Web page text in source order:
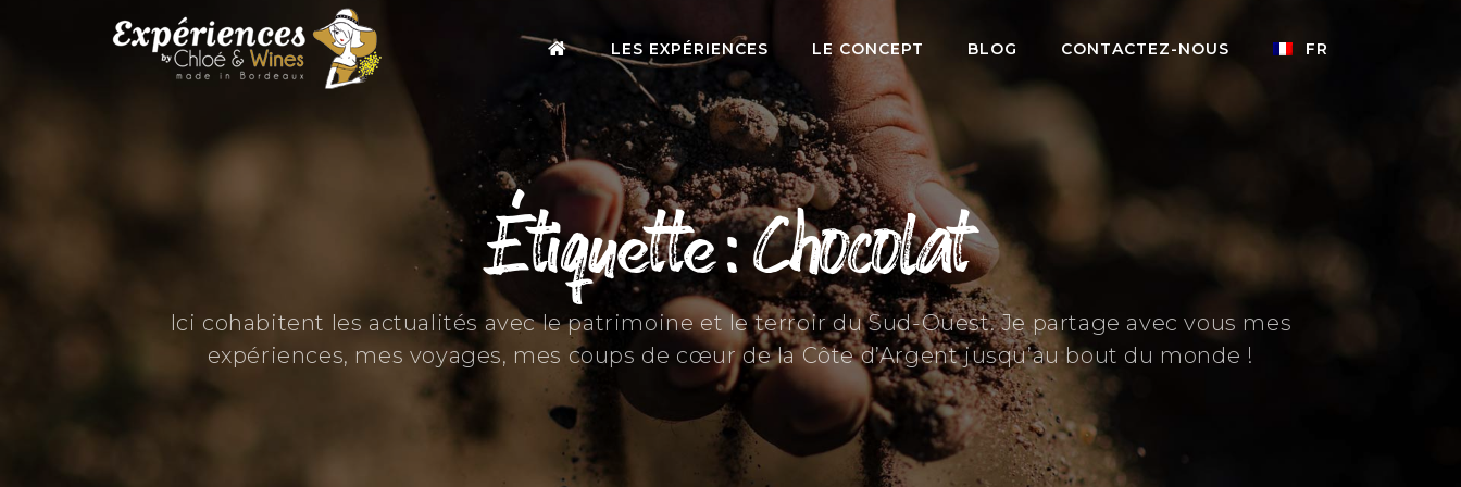
LES EXPÉRIENCES LE CONCEPT BLOG CONTACTEZ-NOUS FR
Étiquette : Chocolat
Ici cohabitent les actualités avec le patrimoine et le terroir du Sud-Ouest. Je partage avec vous mes
expériences, mes voyages, mes coups de cœur de la Côte d’Argent jusqu’au bout du monde !